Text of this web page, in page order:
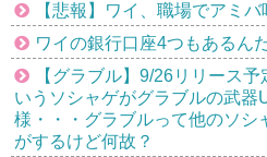
【悲報】ワイ、職場でアミ
ワイの銀行口座4つもあるん
【グラブル】9/26リリース
いうソシャゲがグラブルの武器
様・・・グラブルって他のソシ
がするけど何故？